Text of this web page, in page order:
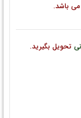
باشد.
تحویل بگیرید.